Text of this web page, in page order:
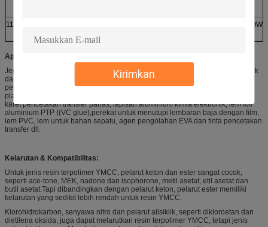
Kirimkan
11 DOW
Aplikasi:
Jenis resin terpolimer YMCC dapat diterapkan pada varnis overprinting plastik
dan logam, lapisan tahan korosi logam, cat pemeliharaan, cat perbaikan,
perahu dan cat laut,Lapisan material rolling, cat semprot untuk cangkang
plastik, lapisan interlaminasi, lapisan kaleng, varnis foil aluminium, permen
karet pencetakan transfer panas, lapisan aluminium kimia elektronik, lem foil
aluminium PTP ((VC glue),perekat untuk menutupi lembaran baja dengan film,
lem PVC, lem untuk bahan sepatu, agen pengolahan EVA dan tinta pencetakan
transfer dll.
Kelarutan & Kompatibilitas:
Untuk jenis resin terpolimer YMCC, pelarut keton dan ester sangat cocok,
seperti ace-tone, MEK, nadone dan isophorone, metil asetat, etil asetat dan
butil asetat.Tapi dibandingkan dengan pelarut keton, pelarut ester memiliki
kelarutan yang sedikit lebih rendah untuk resin YMCC.
Klorohidrokarbon, senyawa nitro dan pelarut alisiklik, seperti dikloroetan dan
dietilena oksida, juga dapat melarutkan resin terpolimer YMCC, tetapi jenis